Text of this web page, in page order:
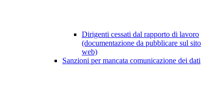
Dirigenti cessati dal rapporto di lavoro
(documentazione da pubblicare sul sito
web)
Sanzioni per mancata comunicazione dei dati